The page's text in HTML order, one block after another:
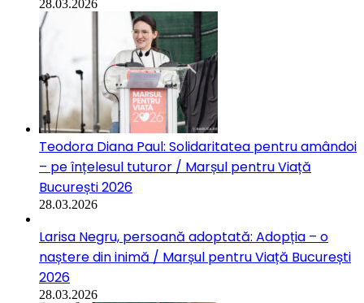
28.03.2026
Teodora Diana Paul: Solidaritatea pentru amândoi
– pe înțelesul tuturor / Marșul pentru Viață
București 2026
28.03.2026
Larisa Negru, persoană adoptată: Adopția – o
naștere din inimă / Marșul pentru Viață București
2026
28.03.2026